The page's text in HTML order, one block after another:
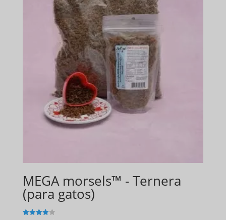
MEGA morsels™ - Ternera
(para gatos)